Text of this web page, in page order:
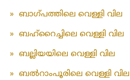
» ബാഗ്പത്തിലെ വെള്ളി വില
» ബഹ്‌റൈച്ചിലെ വെള്ളി വില
» ബല്ലിയയിലെ വെള്ളി വില
» ബൽറാംപൂരിലെ വെള്ളി വില